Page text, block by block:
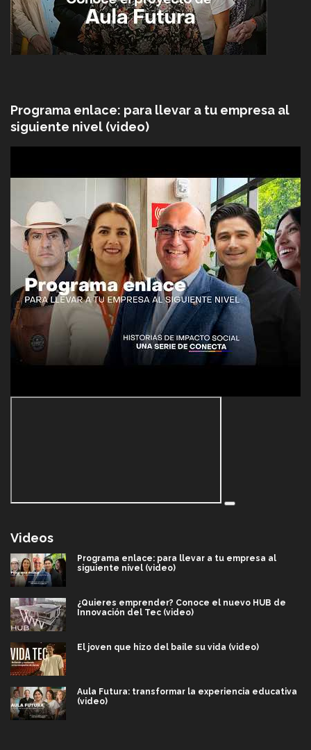
Programa enlace: para llevar a tu empresa al
siguiente nivel (video)
Videos
Programa enlace: para llevar a tu empresa al
siguiente nivel (video)
¿Quieres emprender? Conoce el nuevo HUB de
Innovación del Tec (video)
El joven que hizo del baile su vida (video)
Aula Futura: transformar la experiencia educativa
(video)